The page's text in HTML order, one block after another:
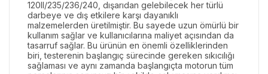
120II/235/236/240, dışarıdan gelebilecek her türlü
darbeye ve dış etkilere karşı dayanıklı
malzemelerden üretilmiştir. Bu sayede uzun ömürlü bir
kullanım sağlar ve kullanıcılarına maliyet açısından da
tasarruf sağlar. Bu ürünün en önemli özelliklerinden
biri, testerenin başlangıç sürecinde gereken sıkıcılığı
sağlaması ve aynı zamanda başlangıçta motorun tüm